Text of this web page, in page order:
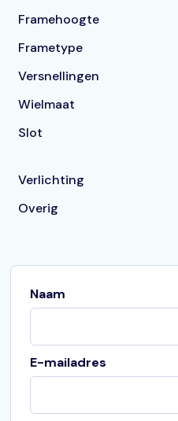
Framehoogte
Frametype
Versnellingen
Wielmaat
Slot
Verlichting
Overig
Naam
E-mailadres